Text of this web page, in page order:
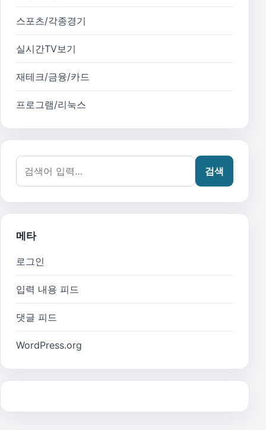
스포츠/각종경기
실시간TV보기
재테크/금융/카드
프로그램/리눅스
검색어:
검색
메타
로그인
입력 내용 피드
댓글 피드
WordPress.org